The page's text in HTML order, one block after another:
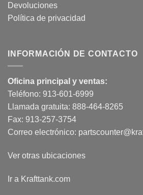
Devoluciones
Política de privacidad
INFORMACIÓN DE CONTACTO
Oficina principal y ventas:
Teléfono: 913-601-6999
Llamada gratuita: 888-464-8265
Fax: 913-257-3754
Correo electrónico:
Ver otras ubicaciones
Ir a Krafttank.com